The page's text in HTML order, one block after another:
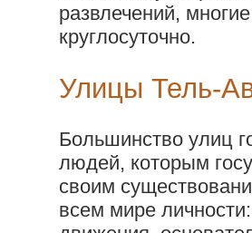
развлечений,
круглосуточно.
Улицы Тель-
Большинство улиц
людей, которым
своим
всем мире